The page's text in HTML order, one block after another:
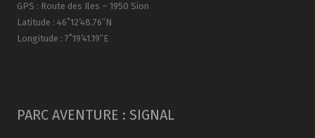
GPS : Route des Iles – 1950 Sion
Latitude : 46˚12’48.76″N
Longitude : 7˚19’41.19″E
PARC AVENTURE : SIGNAL